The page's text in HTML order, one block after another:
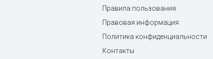
Правила пользования
Правовая информация
Политика конфиденциальности
Контакты